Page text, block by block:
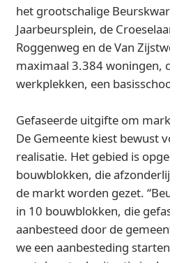
het grootschalige
Jaarbeursplein, de
Roggenweg en de Van
maximaal 3.384 woningen,
werkplekken, een
Gefaseerde uitgifte om
De Gemeente kiest bewust
realisatie. Het gebied is
bouwblokken, die
de markt worden gezet.
in 10 bouwblokken, die
aanbesteed door de
we een aanbesteding